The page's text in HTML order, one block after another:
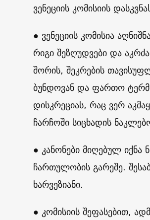
ვენეციის კომისიის
● ვენეციის კომისია
რიგი შეზღუდვები და
შორის, შეკრების
ბუნდოვან და ფართო
დისკრეციას, რაც ვერ
ჩარჩოში სიცხადის
● კანონები მიღებულ იქნა
ჩართულობის გარეშე.
ხარვეზიანი.
● კომისიის შეფასებით,